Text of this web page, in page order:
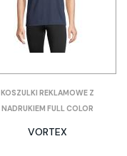
KOSZULKI REKLAMOWE Z
NADRUKIEM FULL COLOR
VORTEX